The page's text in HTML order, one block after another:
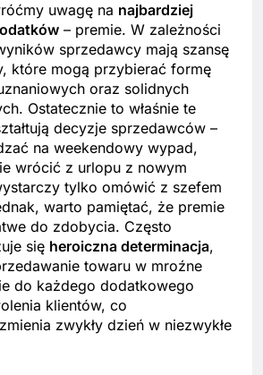
uwagę na najbardziej
– premie. W zależności
sprzedawcy mają szansę
które mogą przybierać formę
oraz solidnych
Ostatecznie to właśnie te
decyzje sprzedawców –
na weekendowy wypad,
wrócić z urlopu z nowym
tylko omówić z szefem
warto pamiętać, że premie
do zdobycia. Często
się heroiczna determinacja,
towaru w mroźne
do każdego dodatkowego
klientów, co
zwykły dzień w niezwykłe